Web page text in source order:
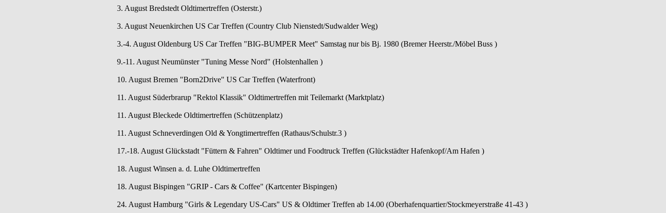
3. August Bredstedt Oldtimertreffen (Osterstr.)
3. August Neuenkirchen US Car Treffen (Country Club Nienstedt/Sudwalder Weg)
3.-4. August Oldenburg US Car Treffen "BIG-BUMPER Meet" Samstag nur bis Bj. 1980 (Bremer Heerstr./Möbel Buss )
9.-11. August Neumünster "Tuning Messe Nord" (Holstenhallen )
10. August Bremen "Born2Drive" US Car Treffen (Waterfront)
11. August Süderbrarup "Rektol Klassik" Oldtimertreffen mit Teilemarkt (Marktplatz)
11. August Bleckede Oldtimertreffen (Schützenplatz)
11. August Schneverdingen Old & Yongtimertreffen (Rathaus/Schulstr.3 )
17.-18. August Glückstadt "Füttern & Fahren" Oldtimer und Foodtruck Treffen (Glückstädter Hafenkopf/Am Hafen )
18. August Winsen a. d. Luhe Oldtimertreffen
18. August Bispingen "GRIP - Cars & Coffee" (Kartcenter Bispingen)
24. August Hamburg "Girls & Legendary US-Cars" US & Oldtimer Treffen ab 14.00 (Oberhafenquartier/Stockmeyerstraße 41-43 )